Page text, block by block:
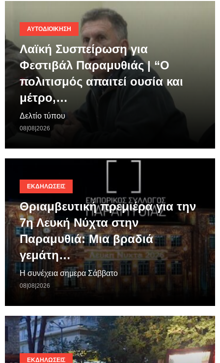
ΑΥΤΟΔΙΟΊΚΗΣΗ
Λαϊκή Συσπείρωση για
Φεστιβάλ Παραμυθιάς | “Ο
πολιτισμός απαιτεί ουσία και
μέτρο,…
Δελτίο τύπου
08|08|2026
ΕΚΔΗΛΏΣΕΙΣ
Θριαμβευτική πρεμιέρα για την
7η Λευκή Νύχτα στην
Παραμυθιά: Μια βραδιά
γεμάτη…
Η συνέχεια σημερα Σάββατο
08|08|2026
ΕΚΔΗΛΏΣΕΙΣ